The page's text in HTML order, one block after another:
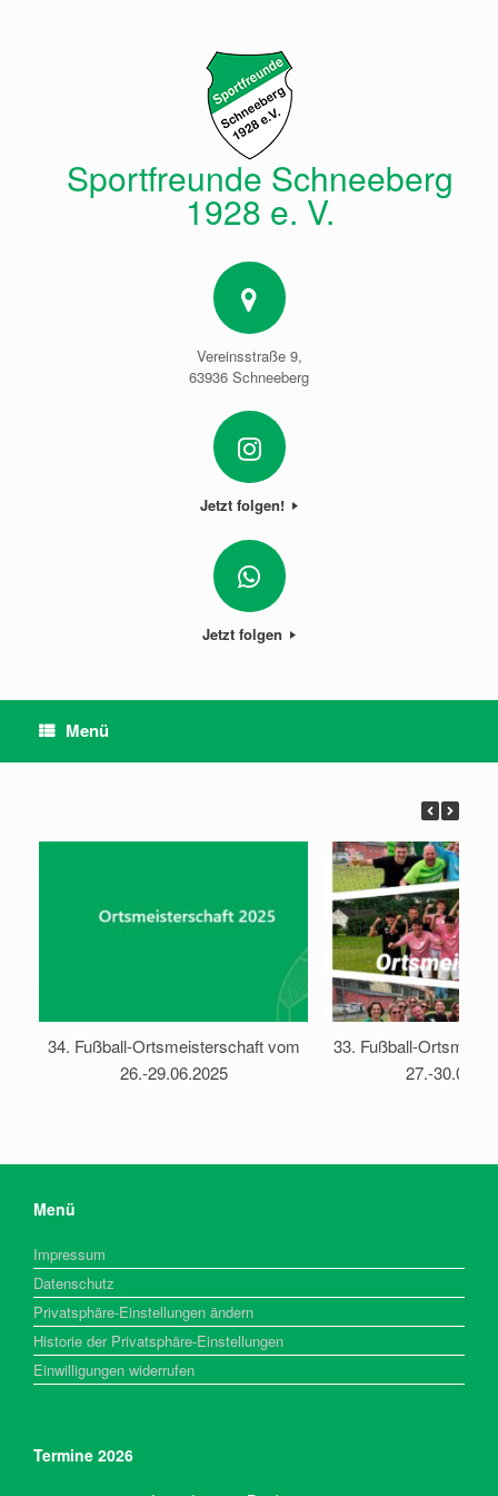
Sportfreunde Schneeberg
1928 e. V.
Vereinsstraße 9,
63936 Schneeberg
Jetzt folgen!
Jetzt folgen
Menü
34. Fußball-Ortsmeisterschaft vom
26.-29.06.2025
33. Fußball-
27.-
Menü
Impressum
Datenschutz
Privatsphäre-Einstellungen ändern
Historie der Privatsphäre-Einstellungen
Einwilligungen widerrufen
Termine 2026